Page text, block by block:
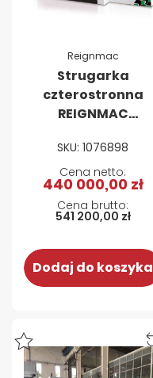
Reignmac
Strugarka
czterostronna
REIGNMAC
`45
SKU: 1076898
541 200,00 zł
440 000,00 zł
Dodaj do koszyka